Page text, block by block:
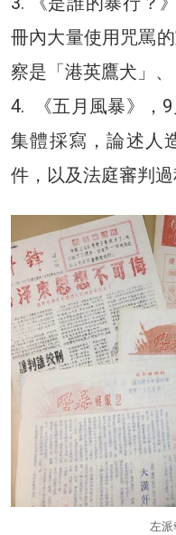
冊內大量使用咒罵
察是「港英鷹犬」、
4. 《五月風暴》，
集體採寫，論述人
件，以及法庭審判過
左派